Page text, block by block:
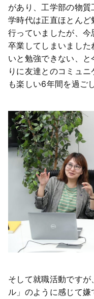
があり、工学部の物
学時代は正直ほとん
行っていましたが、
卒業してしまいまし
いと勉強できない、
りに友達とのコミュ
も楽しい6年間を過ご
そして就職活動です
ル」のように感じて